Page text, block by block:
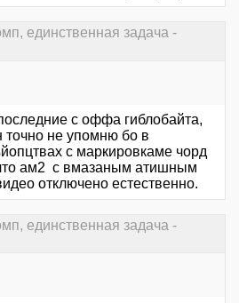
единственная задача -
с оффа гиблобайта,
точно не упомню бо в
с маркировкаме чорд
ам2 с вмазаным атишным
отключено естественно.
единственная задача -